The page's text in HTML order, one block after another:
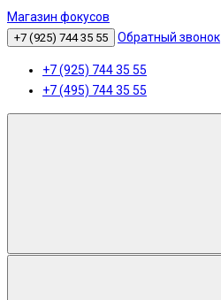
Магазин фокусов
+7 (925) 744 35 55 Обратный звонок
+7 (925) 744 35 55
+7 (495) 744 35 55